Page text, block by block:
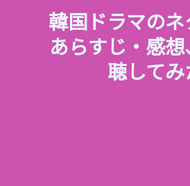
韓国ドラマのネ
あらすじ・感
聴してみ